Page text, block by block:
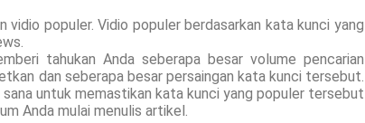
vidio populer. Vidio populer berdasarkan kata kunci yang
tahukan Anda seberapa besar volume pencarian
dan seberapa besar persaingan kata kunci tersebut.
untuk memastikan kata kunci yang populer tersebut
Anda mulai menulis artikel.